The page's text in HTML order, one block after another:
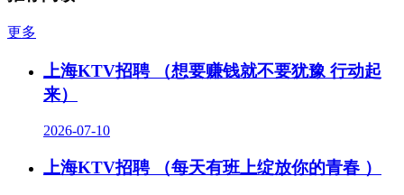
更多
上海KTV招聘 （想要赚钱就不要犹豫 行动起
来）
2026-07-10
上海KTV招聘 （每天有班上绽放你的青春 ）